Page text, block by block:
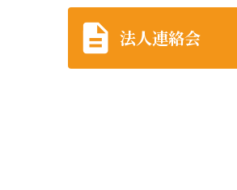
法人連絡会